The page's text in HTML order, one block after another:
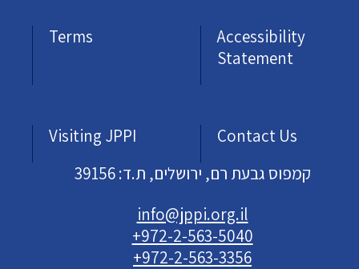
Terms
Accessibility
Statement
Visiting JPPI
Contact Us
קמפוס גבעת רם, ירושלים, ת.ד: 39156
info@jppi.org.il
+972-2-563-5040
+972-2-563-3356